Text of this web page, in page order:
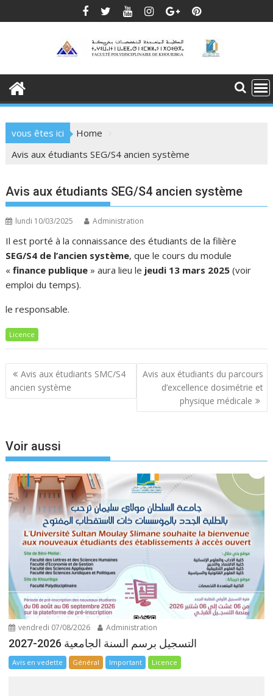
to
vous êtes ici
Home
Avis aux étudiants SEG/S4 ancien système
Avis aux étudiants SEG/S4 ancien système
lundi 10/03/2025 Administration
Il est porté à la connaissance des étudiants de la filière
SEG/S4 de l’ancien système, que le cours du module
«finance publique » aura lieu le jeudi 13 mars 2025 (voir
emploi du temps).
le responsable.
Licence
Navigation
de
l’article
Avis aux étudiants SMC/S4
ancien système
Avis aux étudiants du parcours
d’excellence dosimétrie et
physique médicale
Voir aussi
vendredi 07/08/2026 Administration
التسجيل برسم السنة الجامعية 2026-2027
Avis en vedette Général Important Licence